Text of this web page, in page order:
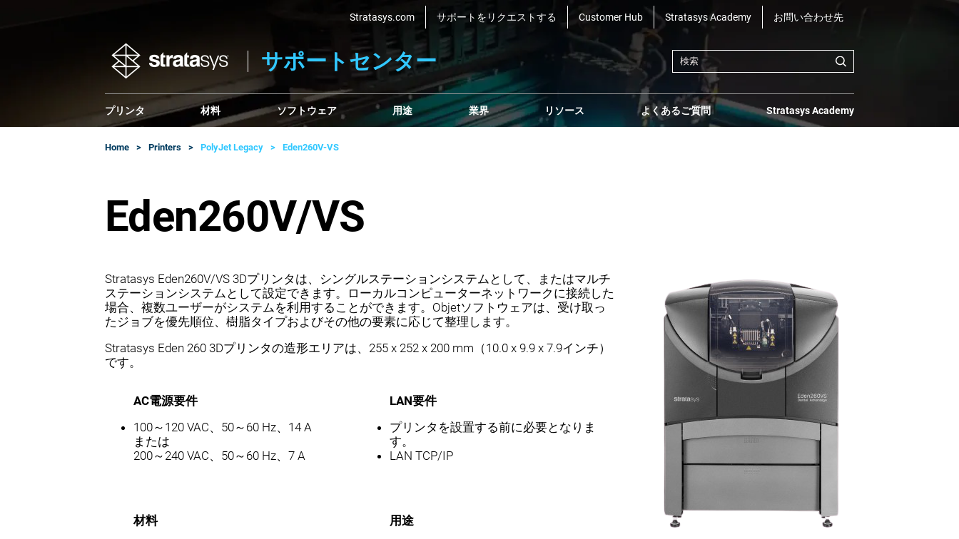
Stratasys.com サポートをリクエストする Customer Hub Stratasys Academy お問い合わせ先
サポートセンター
プリンタ 材料 ソフトウェア 用途 業界 リソース よくあるご質問 Stratasys Academy
Home Printers PolyJet Legacy Eden260V-VS
Eden260V/VS
Stratasys Eden260V/VS 3Dプリンタは、シングルステーションシステムとして、またはマルチ
ステーションシステムとして設定できます。ローカルコンピューターネットワークに接続した
場合、複数ユーザーがシステムを利用することができます。Objetソフトウェアは、受け取っ
たジョブを優先順位、樹脂タイプおよびその他の要素に応じて整理します。
Stratasys Eden 260 3Dプリンタの造形エリアは、255 x 252 x 200 mm（10.0 x 9.9 x 7.9インチ）
です。
AC電源要件
100～120 VAC、50～60 Hz、14 A
または
200～240 VAC、50～60 Hz、7 A
LAN要件
プリンタを設置する前に必要となりま
す。
LAN TCP/IP
材料
用途